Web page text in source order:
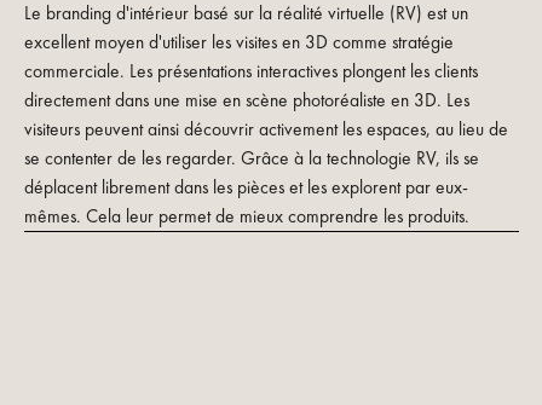
Le branding d'intérieur basé sur la réalité virtuelle (RV) est un
excellent moyen d'utiliser les visites en 3D comme stratégie
commerciale. Les présentations interactives plongent les clients
directement dans une mise en scène photoréaliste en 3D. Les
visiteurs peuvent ainsi découvrir activement les espaces, au lieu de
se contenter de les regarder. Grâce à la technologie RV, ils se
déplacent librement dans les pièces et les explorent par eux-
mêmes. Cela leur permet de mieux comprendre les produits.